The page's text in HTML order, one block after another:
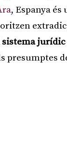
, Espanya és
sistema
presumptes